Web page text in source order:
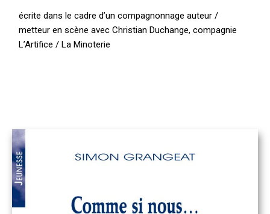
écrite dans le cadre d’un compagnonnage auteur /
metteur en scène avec Christian Duchange, compagnie
L’Artifice / La Minoterie